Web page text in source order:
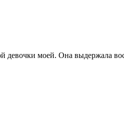
девочки моей. Она выдержала